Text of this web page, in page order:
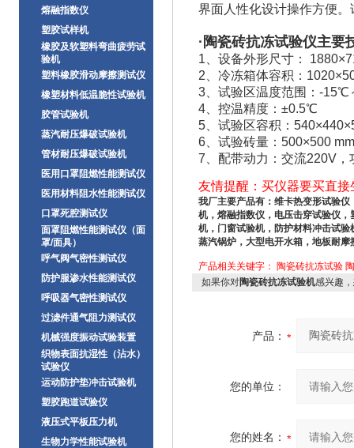
熔融指数仪
塑胶试样机
橡胶及软塑料弯曲疲劳试
验机
塑料橡胶滑动摩擦测试仪
橡塑材料低温脆性试验机
胶管试验机
蒸汽耐压爆破试验机
管材耐压爆破试验机
医用口罩阻燃性能测试仪
医用材料阻水性能测试仪
口罩死腔测试仪
面罩阻燃性能测试仪（面
罩/面具）
呼气阀气密性测试仪
防护服渗水性能测试仪
呼吸器气密性测试仪
过滤件通气阻力测试仪
机械强度振动试验装置
织物表面抗湿性（沾水）
试验仪
运动防护垫冲击试验机
塑胶跑道试验仪
液压式平板压力机
生物力学性能试验机
界面人性化设计操作方便
· 陶瓷砖抗冻试验仪主要
1、设备外形尺寸：
2、冷冻箱体容积：
3、试验区温度范围：-
4、控温精度：±0.5℃
5、试验区容积：
6、试验砖量：500×500
7、配带动力：交流220V，
友情提醒：买仪器要买直
我厂主要产品有： 维卡热变形试验仪
机，熔融指数仪，电压击穿试验仪
机，门窗试验机，防护材料冲击试
蒸汽锅炉，大型电开水箱，地板耐
产品相关关键字： 陶瓷砖抗冻试验
如果你对陶瓷砖抗冻试验机感兴趣
产品：
您的单位：
您的姓名：